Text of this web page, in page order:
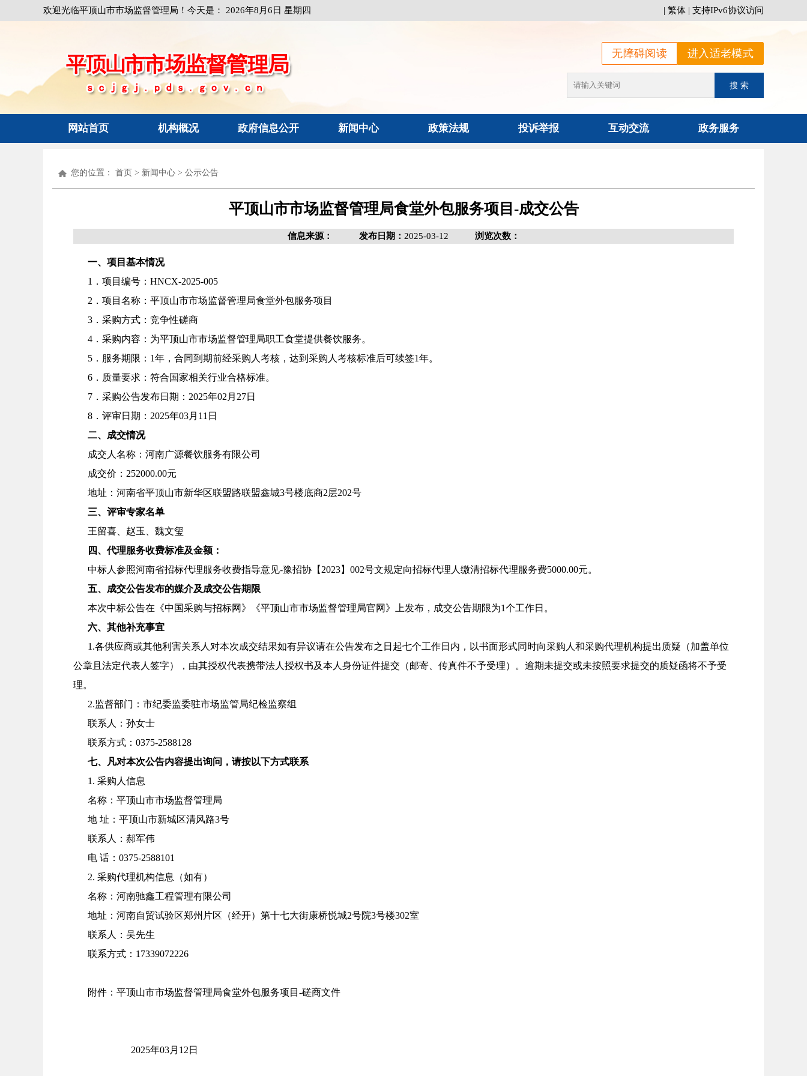
欢迎光临平顶山市市场监督管理局！今天是： 2026年8月6日 星期四 | 繁体 | 支持IPv6协议访问
进入适老模式
无障碍阅读
网站首页 机构概况 政府信息公开 新闻中心 政策法规 投诉举报 互动交流 政务服务
您的位置： 首页 > 新闻中心 > 公示公告
平顶山市市场监督管理局食堂外包服务项目-成交公告
信息来源： 发布日期： 2025-03-12 浏览次数：
一、项目基本情况
1． 项目编号： HNCX-2025-005
2． 项目名称：平顶山市市场监督管理局食堂外包服务项目
3． 采购方式：竞争性磋商
4． 采购内容：为平顶山市市场监督管理局职工食堂提供餐饮服务。
5． 服务期限： 1年，合同到期前经采购人考核，达到采购人考核标准后可续签1年。
6． 质量要求：符合国家相关行业合格标准。
7． 采购公告发布日期： 2025年02月27日
8． 评审日期： 2025年03月11日
二、成交情况
成交人名称：河南广源餐饮服务有限公司
成交价： 252000.00元
地址：河南省平顶山市新华区联盟路联盟鑫城3号楼底商2层202号
三、评审专家名单
王留喜、赵玉、 魏文玺
四、代理服务收费标准及金额：
中标人参照河南省招标代理服务收费指导意见-豫招协【2023】002号文规定向招标代理人缴清招标代理服务费5000.00元。
五、成交公告发布的媒介及成交公告期限
本次中标公告在《中国采购与招标网》《平顶山市市场监督管理局官网》上发布，成交公告期限为1个工作日。
六、其他补充事宜
1.各供应商或其他利害关系人对本次成交结果如有异议请在公告发布之日起七个工作日内，以书面形式同时向采购人和采购代理机构提出质疑（加盖单位
公章且法定代表人签字），由其授权代表携带法人授权书及本人身份证件提交（邮寄、传真件不予受理）。逾期未提交或未按照要求提交的质疑函将不予受
理。
2.监督部门：市纪委监委驻市场监管局纪检监察组
联系人：孙女士
联系方式： 0375-2588128
七、凡对本次公告内容提出询问，请按以下方式联系
1. 采购人信息
名称： 平顶山市市场监督管理局
地 址：平顶山市新城区清风路3号
联系人： 郝军伟
电 话： 0375-2588101
2. 采购代理机构信息（如有）
名称：河南驰鑫工程管理有限公司
地址：河南自贸试验区郑州片区（经开）第十七大街康桥悦城2号院3号楼302室
联系人：吴先生
联系方式： 17339072226
附件：平顶山市市场监督管理局食堂外包服务项目-磋商文件
2025年03月12日